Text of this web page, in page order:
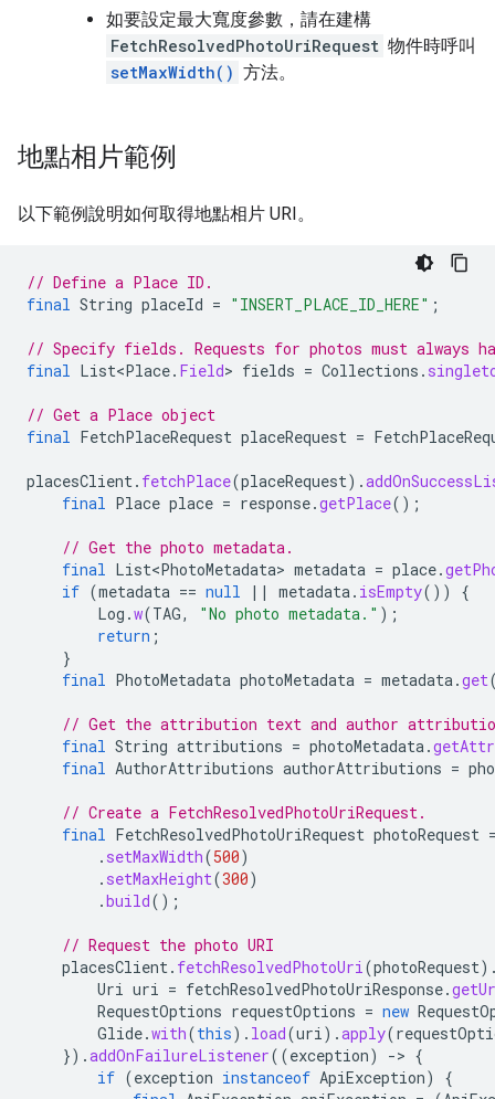
如要設定最大寬度參數，請在建構
FetchResolvedPhotoUriRequest 物件時呼叫
setMaxWidth() 方法。
地點相片範例
以下範例說明如何取得地點相片 URI。
// Define a Place ID.
final String placeId = "INSERT_PLACE_ID_HERE" ;
// Specify fields. Requests for photos must always
final List<Place. Field> fields = Collections .
// Get a Place object
final FetchPlaceRequest placeRequest =
placesClient. fetchPlace(placeRequest).
final Place place = response.getPlace();
// Get the photo metadata.
final List<PhotoMetadata> metadata = place.
if (metadata == null || metadata. isEmpty())
{
Log .w(TAG, "No photo metadata." );
return ;
}
final PhotoMetadata photoMetadata = metadata.get
// Get the attribution text and author
final String attributions = photoMetadata.
final AuthorAttributions authorAttributions =
// Create a FetchResolvedPhotoUriRequest.
final FetchResolvedPhotoUriRequest photoRequest
. setMaxWidth(500)
. setMaxHeight(300)
.build();
// Request the photo URI
placesClient. fetchResolvedPhotoUri(photoRequest
Uri uri = fetchResolvedPhotoUriResponse.
RequestOptions requestOptions = new
Glide.with(this). load(uri).apply(
}).addOnFailureListener((exception) -> {
if (exception instanceof ApiException)
{